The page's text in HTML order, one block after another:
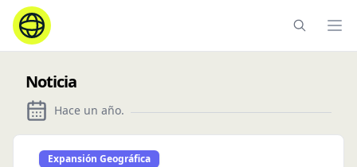
Noticia
Hace un año.
Expansión Geográfica